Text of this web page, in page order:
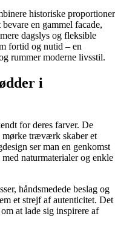
historiske proportioner
en gammel facade,
dagslys og fleksible
fortid og nutid – en
rummer moderne livsstil.
i
for deres farver. De
træværk skaber et
ser man en genkomst
naturmaterialer og enkle
håndsmedede beslag og
et strejf af autenticitet. Det
at lade sig inspirere af